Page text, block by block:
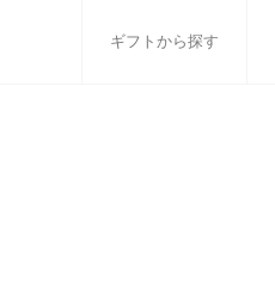
ギフトから探す